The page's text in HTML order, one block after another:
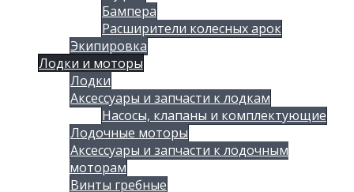
Бампера
Расширители колесных арок
Экипировка
Лодки и моторы
Лодки
Аксессуары и запчасти к лодкам
Насосы, клапаны и комплектующие
Лодочные моторы
Аксессуары и запчасти к лодочным
моторам
Винты гребные